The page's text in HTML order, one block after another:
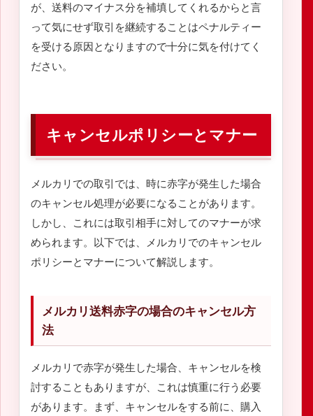
が、送料のマイナス分を補填してくれるからと言
って気にせず取引を継続することはペナルティー
を受ける原因となりますので十分に気を付けてく
ださい。
キャンセルポリシーとマナー
メルカリでの取引では、時に赤字が発生した場合
のキャンセル処理が必要になることがあります。
しかし、これには取引相手に対してのマナーが求
められます。以下では、メルカリでのキャンセル
ポリシーとマナーについて解説します。
メルカリ送料赤字の場合のキャンセル方
法
メルカリで赤字が発生した場合、キャンセルを検
討することもありますが、これは慎重に行う必要
があります。まず、キャンセルをする前に、購入